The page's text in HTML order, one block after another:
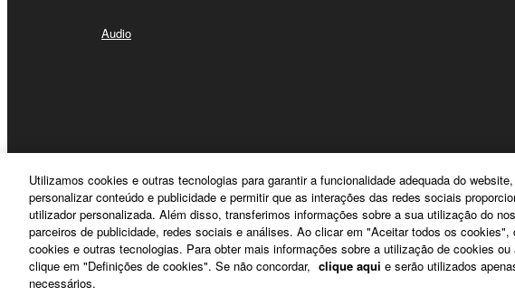
Audio
Portugal - English
Utilizamos cookies e outras tecnologias para garantir a funcionalidade adequada do
personalizar conteúdo e publicidade e permitir que as interações das redes sociais
utilizador personalizada. Além disso, transferimos informações sobre a sua utilização do
parceiros de publicidade, redes sociais e análises. Ao clicar em "Aceitar todos os
cookies e outras tecnologias. Para obter mais informações sobre a utilização de cookies
clique em "Definições de cookies". Se não concordar, clique aqui e serão utilizados
necessários.